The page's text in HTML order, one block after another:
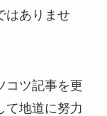
はありませ
コツ記事を更
て地道に努力